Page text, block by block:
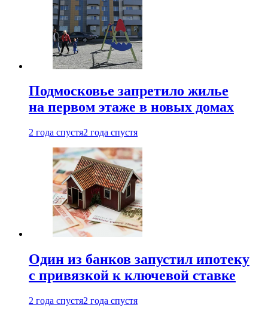
Подмосковье запретило жилье
на первом этаже в новых домах
2 года спустя2 года спустя
Один из банков запустил ипотеку
с привязкой к ключевой ставке
2 года спустя2 года спустя